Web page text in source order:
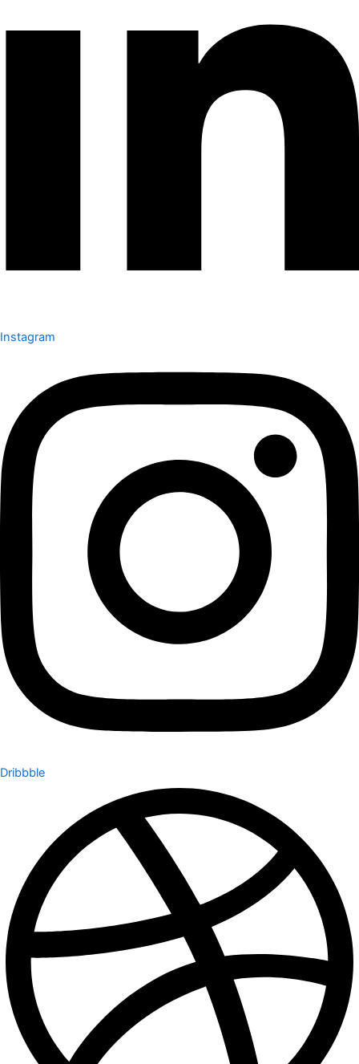
Instagram
Dribbble